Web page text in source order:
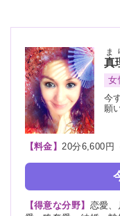
真
ま
女
今
願
【料金】20分6,600円
【得意な分野】 恋愛